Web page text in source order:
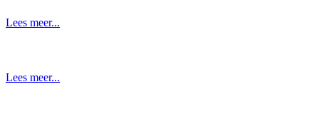
Lees meer...
Lees meer...